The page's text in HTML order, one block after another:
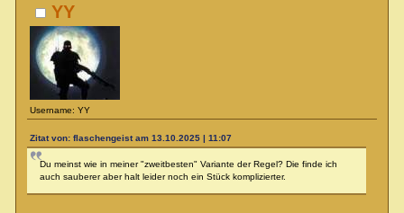
YY
Username: YY
Zitat von: flaschengeist am 13.10.2025 | 11:07
Du meinst wie in meiner "zweitbesten" Variante der Regel? Die finde ich
auch sauberer aber halt leider noch ein Stück komplizierter.